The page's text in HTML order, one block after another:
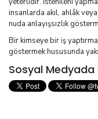
insanlarda akıl, ah­lâk
nuda anlayışsızlık
Bir kimseye bir iş
göstermek hususunda
Sosyal Medyada